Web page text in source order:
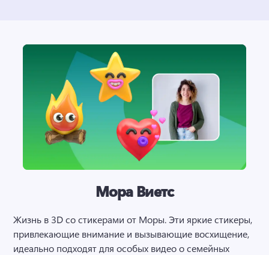
Мора Виетс
Жизнь в 3D со стикерами от Моры. Эти яркие стикеры,
привлекающие внимание и вызывающие восхищение,
идеально подходят для особых видео о семейных